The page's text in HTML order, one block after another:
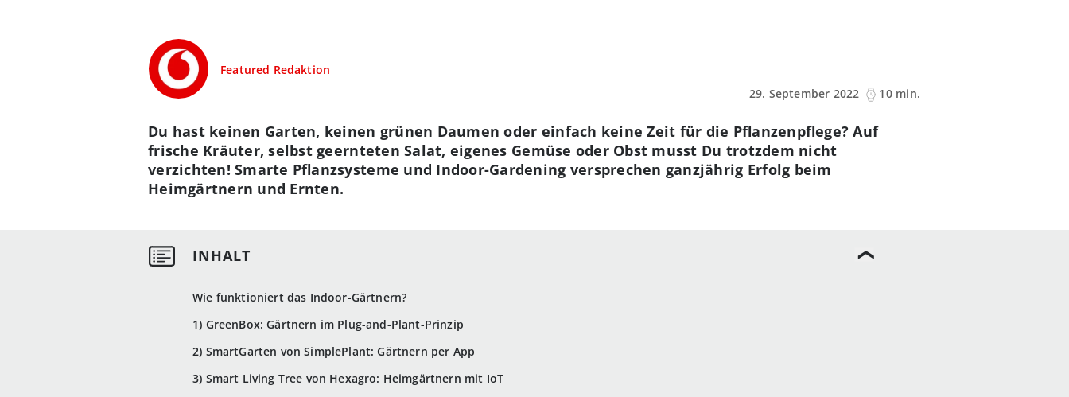
Featured Redaktion
29. September 2022
10 min.
Wie funktioniert das Indoor-Gärtnern?
1) GreenBox: Gärtnern im Plug-and-Plant-Prinzip
2) SmartGarten von SimplePlant: Gärtnern per App
3) Smart Living Tree von Hexagro: Heimgärtnern mit IoT
Du hast keinen Garten, keinen grünen Daumen oder einfach keine Zeit für die Pflanzenpflege? Auf
frische Kräuter, selbst geernteten Salat, eigenes Gemüse oder Obst musst Du trotzdem nicht
verzichten! Smarte Pflanzsysteme und Indoor-Gardening versprechen ganzjährig Erfolg beim
Heimgärtnern und Ernten.